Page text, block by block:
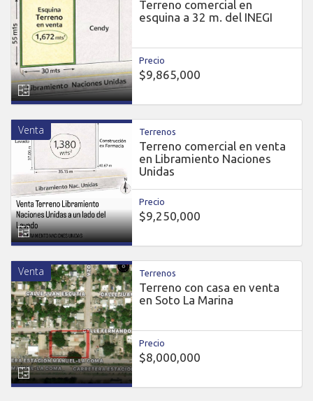
Terreno comercial en
esquina a 32 m. del INEGI
Precio
$9,865,000
Venta Terrenos
Terreno comercial en venta
en Libramiento Naciones
Unidas
Precio
$9,250,000
Venta Terrenos
Terreno con casa en venta
en Soto La Marina
Precio
$8,000,000